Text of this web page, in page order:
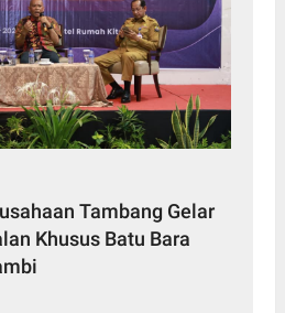
Tambang Gelar
Khusus Batu Bara